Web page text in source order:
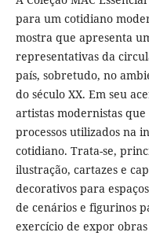
para um cotidiano
mostra que apresenta
representativas da
país, sobretudo, no
do século XX. Em seu
artistas modernistas
processos utilizados na
cotidiano. Trata-se,
ilustração, cartazes e
decorativos para
de cenários e figurinos
exercício de expor